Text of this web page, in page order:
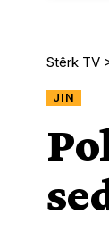
Stêrk TV
JIN